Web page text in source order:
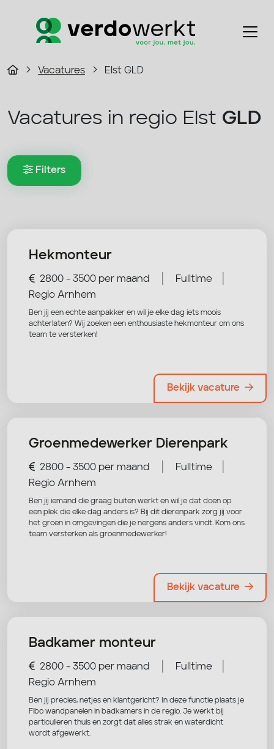
Vacatures Elst GLD
Vacatures in regio Elst GLD
Filters
Hekmonteur
2800 - 3500 per maand Fulltime
Regio Arnhem
Ben jij een echte aanpakker en wil je elke dag iets moois
achterlaten? Wij zoeken een enthousiaste hekmonteur om ons
team te versterken!
Bekijk vacature
Groenmedewerker Dierenpark
2800 - 3500 per maand Fulltime
Regio Arnhem
Ben jij iemand die graag buiten werkt en wil je dat doen op
een plek die elke dag anders is? Bij dit dierenpark zorg jij voor
het groen in omgevingen die je nergens anders vindt. Kom ons
team versterken als groenmedewerker!
Bekijk vacature
Badkamer monteur
2800 - 3500 per maand Fulltime
Regio Arnhem
Ben jij precies, netjes en klantgericht? In deze functie plaats je
Fibo wandpanelen in badkamers in de regio. Je werkt bij
particulieren thuis en zorgt dat alles strak en waterdicht
wordt afgewerkt.